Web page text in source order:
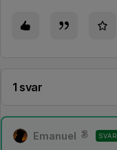
1 svar
Emanuel SVAR